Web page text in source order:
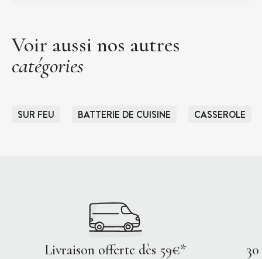
Voir aussi nos autres
catégories
SUR FEU BATTERIE DE CUISINE CASSEROLE
Livraison offerte dès 59€*